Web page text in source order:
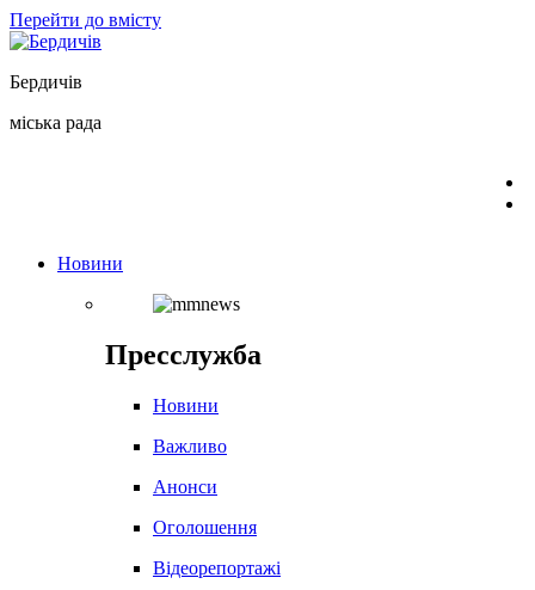
Перейти до вмісту
Бердичів
міська рада
Новини
Пресслужба
Новини
Важливо
Анонси
Оголошення
Відеорепортажі